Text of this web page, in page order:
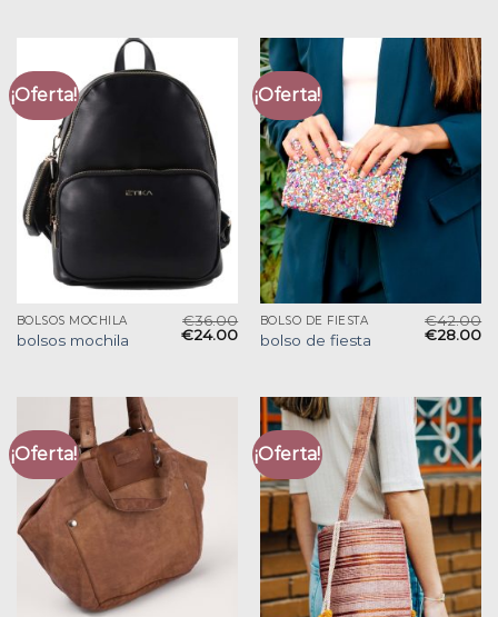
¡Oferta!
BOLSOS MOCHILA
bolsos mochila
€36.00
€24.00
¡Oferta!
BOLSO DE FIESTA
bolso de fiesta
€42.00
€28.00
¡Oferta! ¡Oferta!